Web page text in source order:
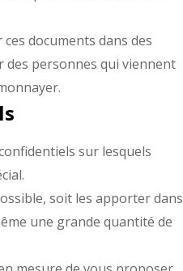
documents dans des
des personnes qui viennent
sur lesquels
soit les apporter dans
une grande quantité de